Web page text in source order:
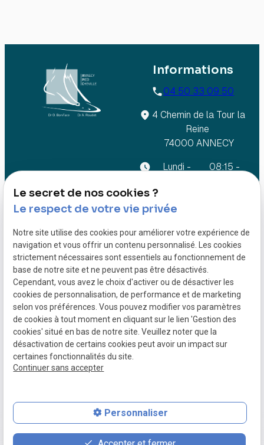
Informations
04 50 33 09 50
4 Chemin de la Tour la
Reine
74000 ANNECY
Lundi -
08:15 -
Accueil
Vos
professionnels
de santé
Pathologies
traitées
Parcours patient
Actualités
Contact
Mentions légales
Politique de
confidentialité
Gestion des cookies
Plan du site
place contact_page phone
Le secret de nos cookies ?
Le respect de votre vie privée
Notre site utilise des cookies pour améliorer votre expérience de
navigation et vous offrir un contenu personnalisé. Les cookies
strictement nécessaires sont essentiels au fonctionnement de
base de notre site et ne peuvent pas être désactivés.
Cependant, vous avez le choix d'activer ou de désactiver les
cookies de personnalisation, de performance et de marketing
selon vos préférences. Vous pouvez modifier vos paramètres
de cookies à tout moment en cliquant sur le lien 'Gestion des
cookies' situé en bas de notre site. Veuillez noter que la
désactivation de certains cookies peut avoir un impact sur
certaines fonctionnalités du site.
Continuer sans accepter
Personnaliser